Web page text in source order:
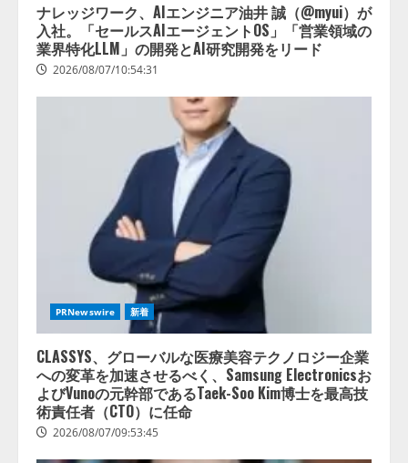
ナレッジワーク、AIエンジニア油井 誠（@myui）が
入社。「セールスAIエージェントOS」「営業領域の
業界特化LLM」の開発とAI研究開発をリード
2026/08/07/10:54:31
PRNewswire 新着
CLASSYS、グローバルな医療美容テクノロジー企業
への変革を加速させるべく、Samsung Electronicsお
よびVunoの元幹部であるTaek-Soo Kim博士を最高技
術責任者（CTO）に任命
2026/08/07/09:53:45